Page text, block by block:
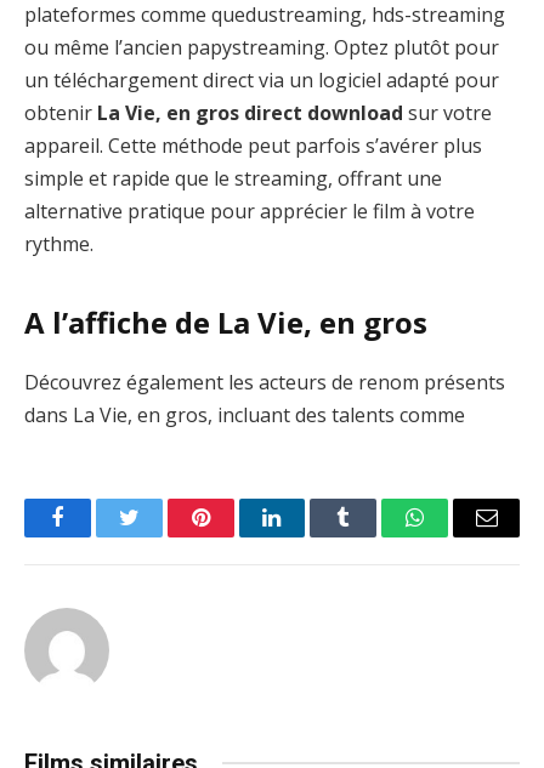
plateformes comme quedustreaming, hds-streaming
ou même l’ancien papystreaming. Optez plutôt pour
un téléchargement direct via un logiciel adapté pour
obtenir La Vie, en gros direct download sur votre
appareil. Cette méthode peut parfois s’avérer plus
simple et rapide que le streaming, offrant une
alternative pratique pour apprécier le film à votre
rythme.
A l’affiche de La Vie, en gros
Découvrez également les acteurs de renom présents
dans La Vie, en gros, incluant des talents comme
FacebookTwitter PinterestLinkedInTumblr WhatsAppEmail